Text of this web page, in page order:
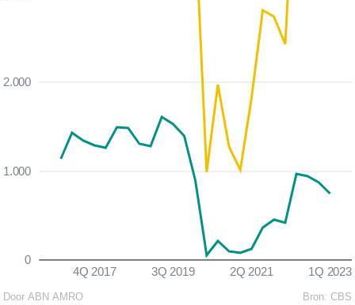
1Q 2023
2Q 2021
3Q 2019
4Q 2017
0
1.000
2.000
Bron: CBS
Door ABN AMRO